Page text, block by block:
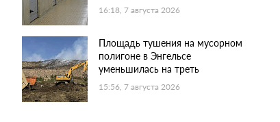
16:18, 7 августа 2026
Площадь тушения на мусорном
полигоне в Энгельсе
уменьшилась на треть
15:56, 7 августа 2026